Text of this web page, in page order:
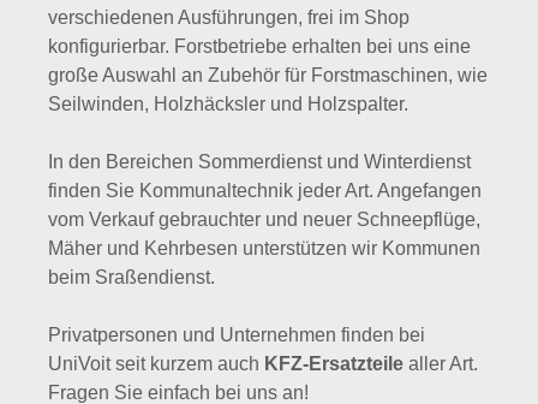
verschiedenen Ausführungen, frei im Shop
konfigurierbar. Forstbetriebe erhalten bei uns eine
große Auswahl an Zubehör für Forstmaschinen, wie
Seilwinden, Holzhäcksler und Holzspalter.
In den Bereichen Sommerdienst und Winterdienst
finden Sie Kommunaltechnik jeder Art. Angefangen
vom Verkauf gebrauchter und neuer Schneepflüge,
Mäher und Kehrbesen unterstützen wir Kommunen
beim Sraßendienst.
Privatpersonen und Unternehmen finden bei
UniVoit seit kurzem auch KFZ-Ersatzteile aller Art.
Fragen Sie einfach bei uns an!